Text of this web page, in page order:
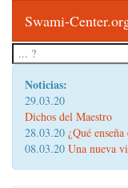
Swami-
Noticias:
29.03.20
Dichos del Maestro
28.03.20 ¿Qué
08.03.20 Una nueva